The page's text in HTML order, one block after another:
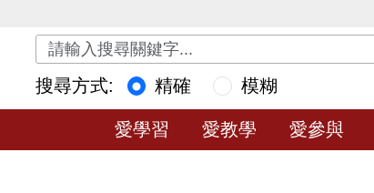
關鍵字搜尋
搜尋方式:
精確 模糊
愛學習 愛教學 愛參與